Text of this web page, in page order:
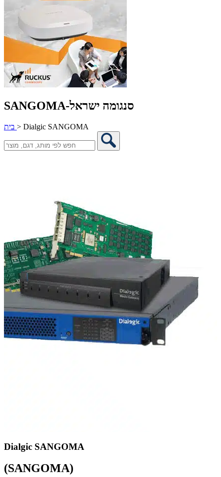
SANGOMA-סנגומה ישראל
> Dialgic SANGOMA
Dialgic SANGOMA
(SANGOMA)